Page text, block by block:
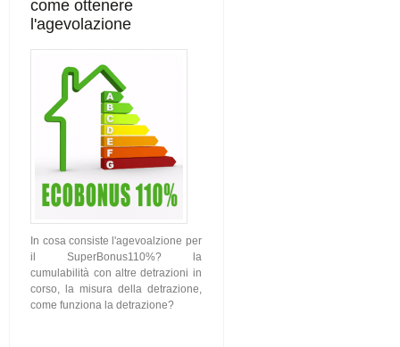
come ottenere
l'agevolazione
In cosa consiste l'agevoalzione per
il SuperBonus110%? la
cumulabilità con altre detrazioni in
corso, la misura della detrazione,
come funziona la detrazione?